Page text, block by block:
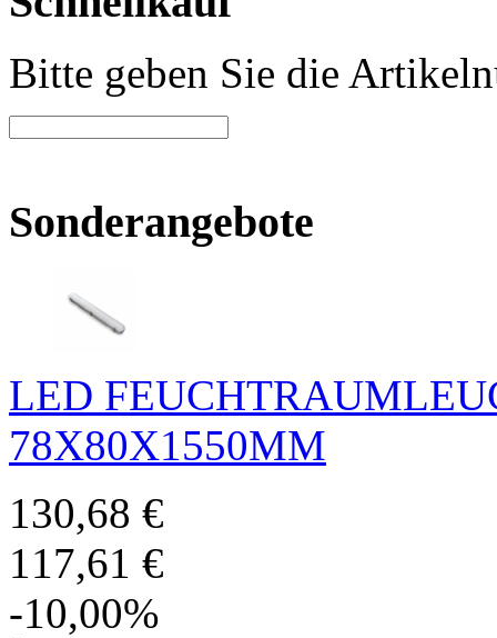
Bitte geben Sie die
Sonderangebote
LED
78X80X1550MM
130,68 €
117,61 €
-10,00%